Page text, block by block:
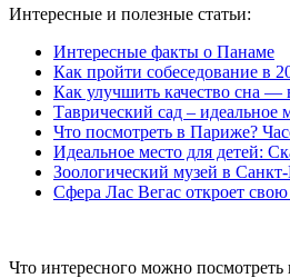
Интересные и полезные статьи:
Интересные факты о Панаме
Как пройти собеседование в
Как улучшить качество сна —
Таврический сад – идеальное
Что посмотреть в Париже?
Идеальное место для детей:
Зоологический музей в
Сфера Лас Вегас откроет
Что интересного можно посмотреть